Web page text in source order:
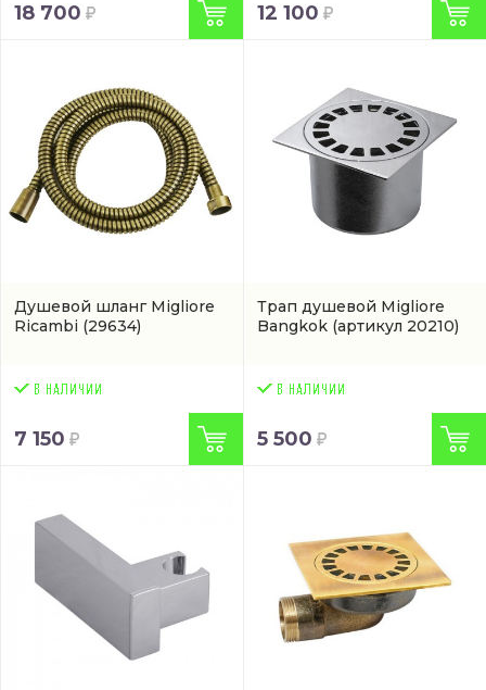
18 700 12 100
Душевой шланг Migliore
Ricambi (29634)
7 150
Трап душевой Migliore
Bangkok (артикул 20210)
5 500